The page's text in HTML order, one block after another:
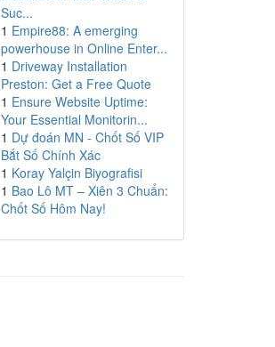
Suc...
1 Empire88: A emerging
powerhouse in Online Enter...
1 Driveway Installation
Preston: Get a Free Quote
1 Ensure Website Uptime:
Your Essential Monitorin...
1 Dự đoán MN - Chốt Số VIP
Bắt Số Chính Xác
1 Koray Yalçin Biyografisi
1 Bao Lô MT – Xiên 3 Chuẩn:
Chốt Số Hôm Nay!